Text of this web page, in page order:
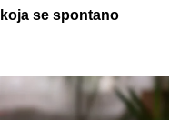
se spontano